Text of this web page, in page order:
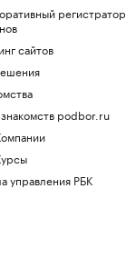
регистратор
сайтов
podbor.ru
управления РБК